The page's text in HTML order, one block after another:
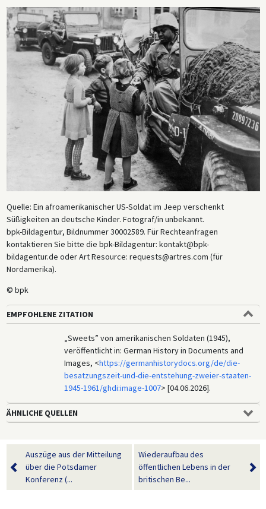
Quelle: Ein afroamerikanischer US-Soldat im Jeep verschenkt
Süßigkeiten an deutsche Kinder. Fotograf/in unbekannt.
bpk-Bildagentur, Bildnummer 30002589. Für Rechteanfragen
kontaktieren Sie bitte die bpk-Bildagentur: kontakt@bpk-
bildagentur.de oder Art Resource: requests@artres.com (für
Nordamerika).
© bpk
EMPFOHLENE ZITATION
„Sweets” von amerikanischen Soldaten (1945),
veröffentlicht in: German History in Documents and
Images, <https://germanhistorydocs.org/de/die-
besatzungszeit-und-die-entstehung-zweier-staaten-
1945-1961/ghdi:image-1007> [04.06.2026].
ÄHNLICHE QUELLEN
Auszüge aus der Mitteilung
über die Potsdamer
Konferenz (...
Wiederaufbau des
öffentlichen Lebens in der
britischen Be...